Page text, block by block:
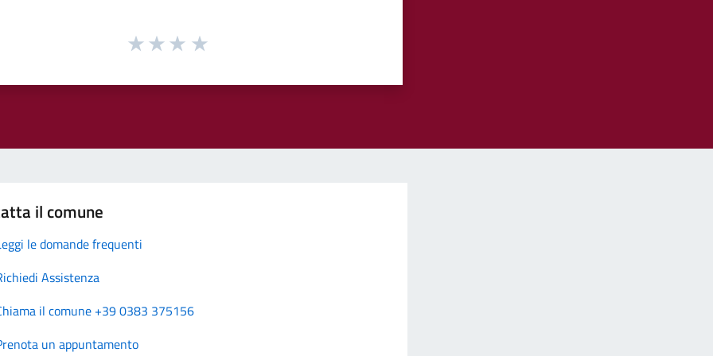
il comune
le domande frequenti
Assistenza
il comune +39 0383 375156
un appuntamento